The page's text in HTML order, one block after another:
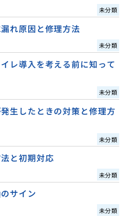
未分類
れ原因と修理方法
未分類
レ導入を考える前に知って
未分類
生したときの対策と修理方
未分類
と初期対応
未分類
サイン
未分類